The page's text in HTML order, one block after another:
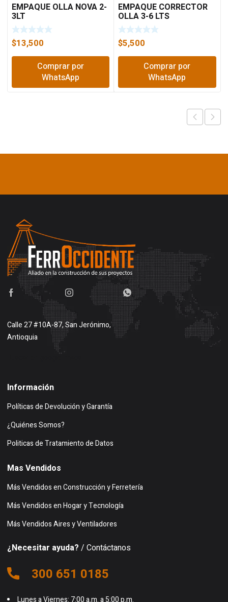
EMPAQUE OLLA NOVA 2-
3LT
$13,500
Comprar por
WhatsApp
EMPAQUE CORRECTOR
OLLA 3-6 LTS
$5,500
Comprar por
WhatsApp
Calle 27 #10A-87, San Jerónimo,
Antioquia
Información
Políticas de Devolución y Garantía
¿Quiénes Somos?
Politicas de Tratamiento de Datos
Mas Vendidos
Más Vendidos en Construcción y Ferretería
Más Vendidos en Hogar y Tecnología
Más Vendidos Aires y Ventiladores
¿Necesitar ayuda? / Contáctanos
300 651 0185
Lunes a Viernes: 7:00 a.m. a 5:00 p.m.